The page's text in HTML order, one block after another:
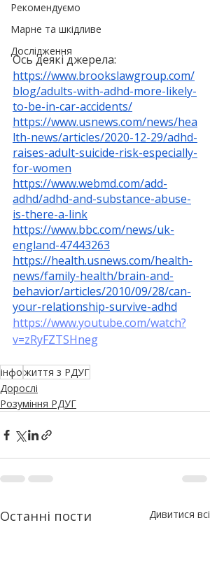
Рекомендуємо
Марне та шкідливе
Дослідження
Ось деякі джерела:
https://www.brookslawgroup.com/
blog/adults-with-adhd-more-likely-
to-be-in-car-accidents/
https://www.usnews.com/news/hea
lth-news/articles/2020-12-29/adhd-
raises-adult-suicide-risk-especially-
for-women
https://www.webmd.com/add-
adhd/adhd-and-substance-abuse-
is-there-a-link
https://www.bbc.com/news/uk-
england-47443263
https://health.usnews.com/health-
news/family-health/brain-and-
behavior/articles/2010/09/28/can-
your-relationship-survive-adhd
https://www.youtube.com/watch?
v=zRyFZTSHneg
інфожиття з РДУГ
Дорослі
Розуміння РДУГ
Останні пости Дивитися всі